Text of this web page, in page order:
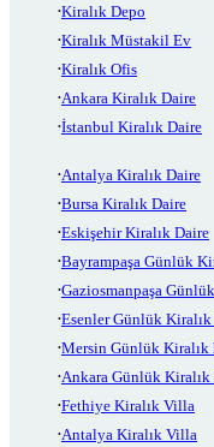
Kiralık Depo
Kiralık Müstakil Ev
Kiralık Ofis
Ankara Kiralık Daire
İstanbul Kiralık Daire
Antalya Kiralık Daire
Bursa Kiralık Daire
Eskişehir Kiralık Daire
Bayrampaşa Günlük
Gaziosmanpaşa
Esenler Günlük
Mersin Günlük Kiralık
Ankara Günlük Kiralık
Fethiye Kiralık Villa
Antalya Kiralık Villa